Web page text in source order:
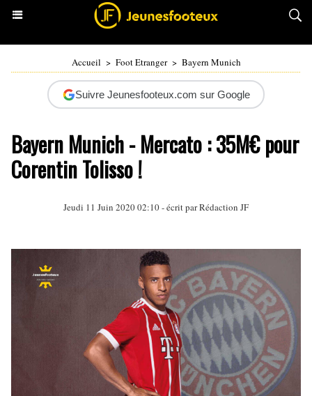
Accueil > Foot Etranger > Bayern Munich
Suivre Jeunesfooteux.com sur Google
Bayern Munich - Mercato : 35M€ pour
Corentin Tolisso !
Jeudi 11 Juin 2020 02:10 - écrit par Rédaction JF